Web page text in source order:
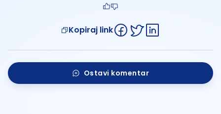
Kopiraj link
Ostavi komentar